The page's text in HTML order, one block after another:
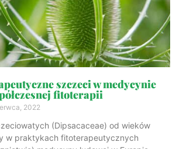
szczeci w medycynie
fitoterapii
2022
(Dipsacaceae) od wieków
w praktykach fitoterapeutycznych